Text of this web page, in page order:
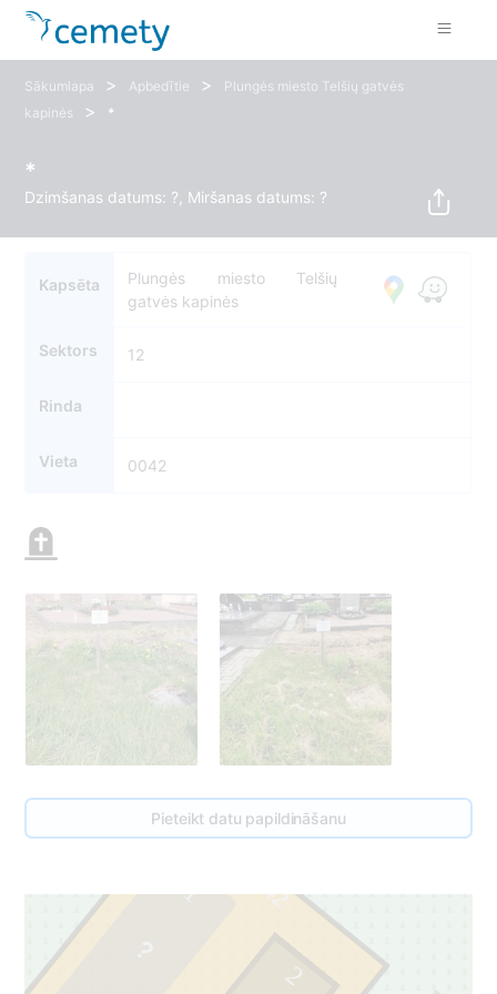
Sākumlapa > Apbedītie >
Plungės miesto Telšių gatvės
kapinės
> *
*
Dzimšanas datums: ?, Miršanas datums: ?
Kapsēta
Plungės miesto Telšių
gatvės kapinės
Sektors 12
Rinda
Vieta 0042
Pieteikt datu papildināšanu
42
1
2
3